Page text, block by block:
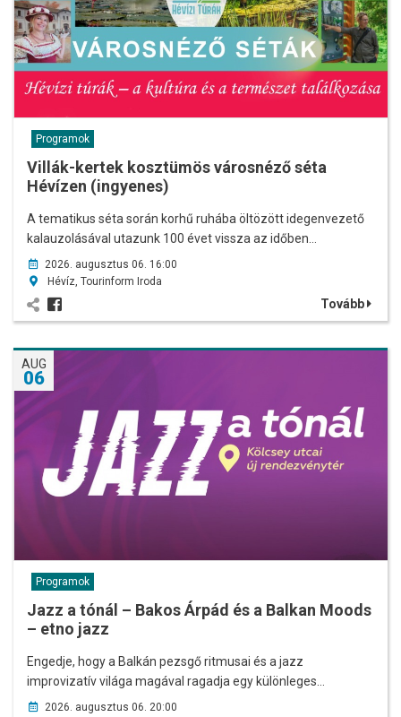
Programok
Villák-kertek kosztümös városnéző séta
Hévízen (ingyenes)
A tematikus séta során korhű ruhába öltözött idegenvezető
kalauzolásával utazunk 100 évet vissza az időben…
2026. augusztus 06. 16:00
Hévíz, Tourinform Iroda
Tovább
AUG
06
Programok
Jazz a tónál – Bakos Árpád és a Balkan Moods
– etno jazz
Engedje, hogy a Balkán pezsgő ritmusai és a jazz
improvizatív világa magával ragadja egy különleges…
2026. augusztus 06. 20:00